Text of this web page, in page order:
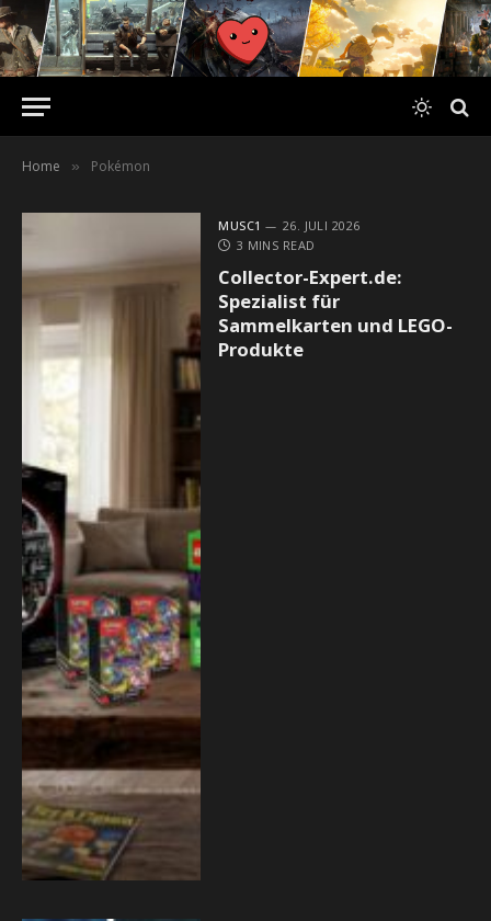
Home » Pokémon
MUSC1
26. JULI 2026
3 MINS READ
Collector-Expert.de:
Spezialist für
Sammelkarten und LEGO-
Produkte